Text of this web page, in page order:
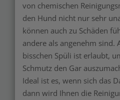
von chemischen
den Hund nicht nur sehr
können auch zu Schäden
andere als angenehm sind.
bisschen Spüli ist erlaubt,
Schmutz den Gar
Ideal ist es, wenn sich das
dann wird Ihnen die